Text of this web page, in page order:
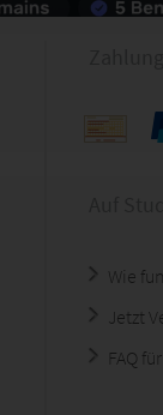
Wie
Jetzt
FAQ